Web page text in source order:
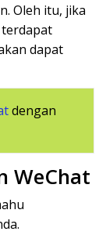
Oleh itu, jika
dapat
dengan
WeChat